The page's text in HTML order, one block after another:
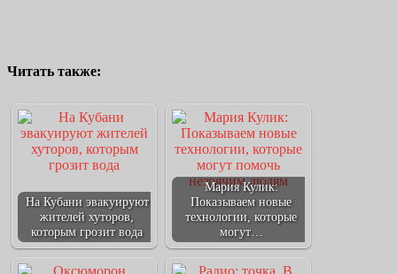
Читать также:
На Кубани эвакуируют
жителей хуторов,
которым грозит вода
Мария Кулик:
Показываем новые
технологии, которые
могут…